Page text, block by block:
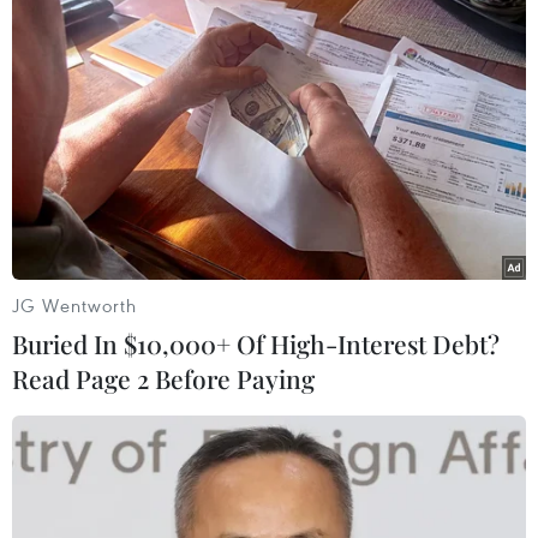
(TTXVN/Vietnam+)
#Kon Tum #TTXVN
#Huyện Ia H’Drai
#Website giả mạo
#Trục lợi
JG Wentworth
Buried In $10,000+ Of High-Interest Debt?
Read Page 2 Before Paying